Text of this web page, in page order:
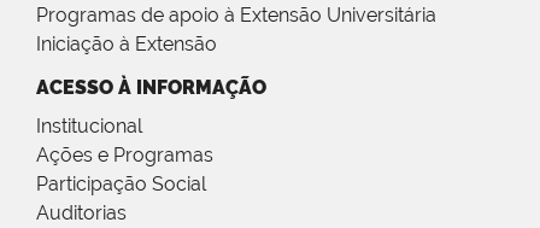
Programas de apoio à Extensão Universitária
Iniciação à Extensão
ACESSO À INFORMAÇÃO
Institucional
Ações e Programas
Participação Social
Auditorias